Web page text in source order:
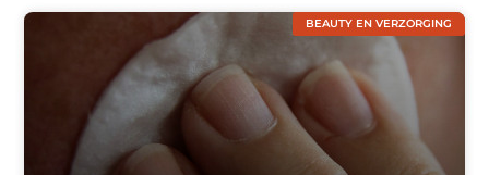
BEAUTY EN VERZORGING